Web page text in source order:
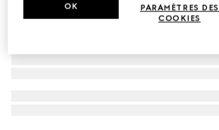
PARAMÈTRES DES
COOKIES
OK